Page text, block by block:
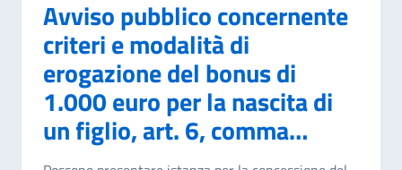
Avviso pubblico concernente
criteri e modalità di
erogazione del bonus di
1.000 euro per la nascita di
un figlio, art. 6, comma…